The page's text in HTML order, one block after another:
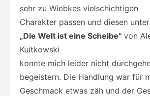
sehr zu Wiebkes vielschichtigen
Charakter passen und diesen
„Die Welt ist eine Scheibe“ von
Kuitkowski
konnte mich leider nicht
begeistern. Die Handlung war für
Geschmack etwas zäh und der